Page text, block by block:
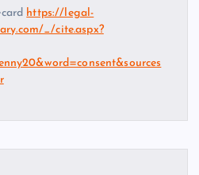
https://legal-
_/cite.aspx?